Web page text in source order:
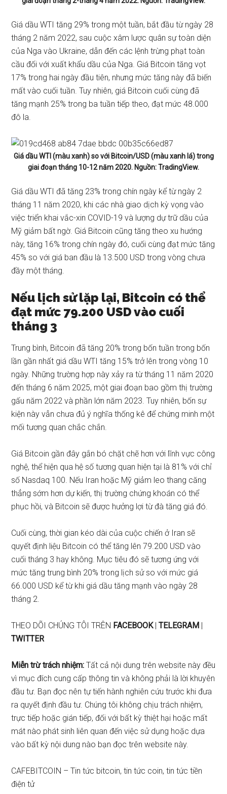
Giá dầu WTI tăng 29% trong một tuần, bắt đầu từ ngày 28
tháng 2 năm 2022, sau cuộc xâm lược quân sự toàn diện
của Nga vào Ukraine, dẫn đến các lệnh trừng phạt toàn
cầu đối với xuất khẩu dầu của Nga. Giá Bitcoin tăng vọt
17% trong hai ngày đầu tiên, nhưng mức tăng này đã biến
mất vào cuối tuần. Tuy nhiên, giá Bitcoin cuối cùng đã
tăng mạnh 25% trong ba tuần tiếp theo, đạt mức 48.000
đô la.
Giá dầu WTI (màu xanh) so với Bitcoin/USD (màu xanh lá) trong
giai đoạn tháng 10-12 năm 2020. Nguồn: TradingView.
Giá dầu WTI đã tăng 23% trong chín ngày kể từ ngày 2
tháng 11 năm 2020, khi các nhà giao dịch kỳ vọng vào
việc triển khai vắc-xin COVID-19 và lượng dự trữ dầu của
Mỹ giảm bất ngờ. Giá Bitcoin cũng tăng theo xu hướng
này, tăng 16% trong chín ngày đó, cuối cùng đạt mức tăng
45% so với giá ban đầu là 13.500 USD trong vòng chưa
đầy một tháng.
Nếu lịch sử lặp lại, Bitcoin có thể
đạt mức 79.200 USD vào cuối
tháng 3
Trung bình, Bitcoin đã tăng 20% ​​trong bốn tuần trong bốn
lần gần nhất giá dầu WTI tăng 15% trở lên trong vòng 10
ngày. Những trường hợp này xảy ra từ tháng 11 năm 2020
đến tháng 6 năm 2025, một giai đoạn bao gồm thị trường
gấu năm 2022 và phần lớn năm 2023. Tuy nhiên, bốn sự
kiện này vẫn chưa đủ ý nghĩa thống kê để chứng minh một
mối tương quan chắc chắn.
Giá Bitcoin gần đây gắn bó chặt chẽ hơn với lĩnh vực công
nghệ, thể hiện qua hệ số tương quan hiện tại là 81% với chỉ
số Nasdaq 100. Nếu Iran hoặc Mỹ giảm leo thang căng
thẳng sớm hơn dự kiến, thị trường chứng khoán có thể
phục hồi, và Bitcoin sẽ được hưởng lợi từ đà tăng giá đó.
Cuối cùng,thời gian kéo dài của cuộc chiến ở Iran sẽ
quyết định liệu Bitcoin có thể tăng lên 79.200 USD vào
cuối tháng 3 hay không. Mục tiêu đó sẽ tương ứng với
mức tăng trung bình 20% trong lịch sử so với mức giá
66.000 USD kể từ khi giá dầu tăng mạnh vào ngày 28
tháng 2.
THEO DÕI CHÚNG TÔI TRÊN FACEBOOK|TELEGRAM |
TWITTER
Miễn trừ trách nhiệm: Tất cả nội dung trên website này đều
vì mục đích cung cấp thông tin và không phải là lời khuyên
đầu tư. Bạn đọc nên tự tiến hành nghiên cứu trước khi đưa
ra quyết định đầu tư. Chúng tôi không chịu trách nhiệm,
trực tiếp hoặc gián tiếp, đối với bất kỳ thiệt hại hoặc mất
mát nào phát sinh liên quan đến việc sử dụng hoặc dựa
vào bất kỳ nội dung nào bạn đọc trên website này.
CAFEBITCOIN – Tin tức bitcoin, tin tức coin, tin tức tiền
điện tử